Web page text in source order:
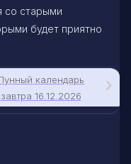
со старыми
будет приятно
календарь
завтра 16.12.2026